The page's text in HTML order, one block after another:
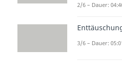
2/6 – Dauer:
3/6 – Dauer: